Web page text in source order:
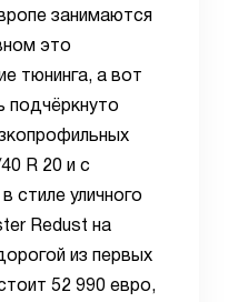
занимаются
это
тюнинга, а вот
подчёркнуто
R 20 и с
стиле уличного
Redust на
из первых
52 990 евро,